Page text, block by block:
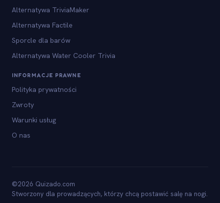
Alternatywa TriviaMaker
Alternatywa Factile
Sporcle dla barów
Alternatywa Water Cooler Trivia
INFORMACJE PRAWNE
Polityka prywatności
Zwroty
Warunki usług
O nas
©2026 Quizado.com
Stworzony dla prowadzących, którzy chcą postawić salę na nogi.